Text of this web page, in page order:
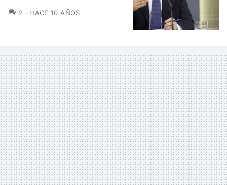
2 COMENTARIOS
HACE 10 AÑOS